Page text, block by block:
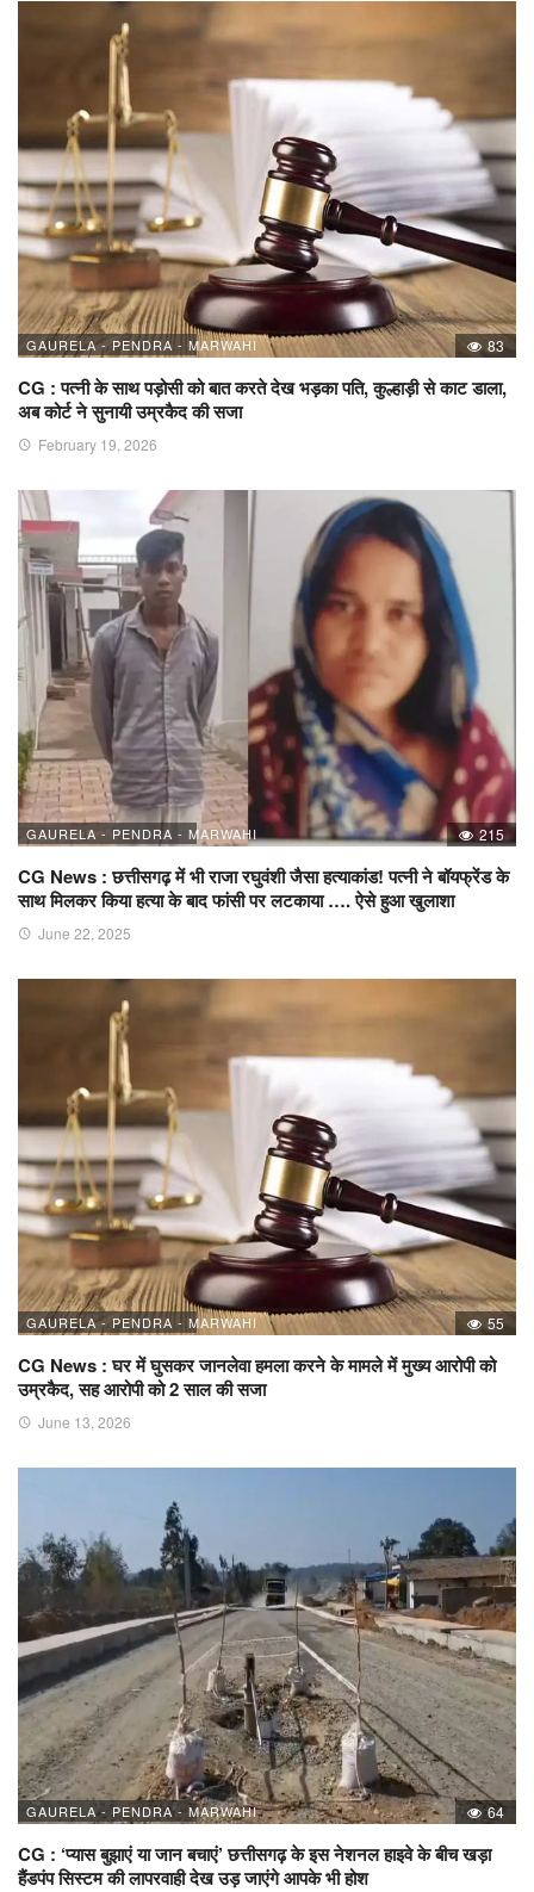
GAURELA - PENDRA - MARWAHI 83
CG : पत्नी के साथ पड़ोसी को बात करते देख भड़का पति, कुल्हाड़ी से काट डाला,
अब कोर्ट ने सुनायी उम्रकैद की सजा
February 19, 2026
GAURELA - PENDRA - MARWAHI 215
CG News : छत्तीसगढ़ में भी राजा रघुवंशी जैसा हत्याकांड! पत्नी ने बॉयफ्रेंड के
साथ मिलकर किया हत्या के बाद फांसी पर लटकाया …. ऐसे हुआ खुलाशा
June 22, 2025
GAURELA - PENDRA - MARWAHI 55
CG News : घर में घुसकर जानलेवा हमला करने के मामले में मुख्य आरोपी को
उम्रकैद, सह आरोपी को 2 साल की सजा
June 13, 2026
GAURELA - PENDRA - MARWAHI 64
CG : ‘प्यास बुझाएं या जान बचाएं’ छत्तीसगढ़ के इस नेशनल हाइवे के बीच खड़ा
हैंडपंप सिस्टम की लापरवाही देख उड़ जाएंगे आपके भी होश